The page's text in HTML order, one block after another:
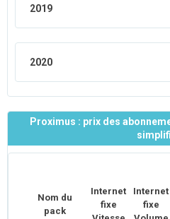
2019
2020
Proximus : prix des
Nom du
pack
Internet
fixe
Internet
fixe